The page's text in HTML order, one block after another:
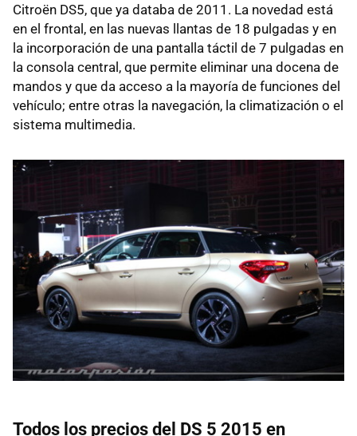
Citroën DS5, que ya databa de 2011. La novedad está
en el frontal, en las nuevas llantas de 18 pulgadas y en
la incorporación de una pantalla táctil de 7 pulgadas en
la consola central, que permite eliminar una docena de
mandos y que da acceso a la mayoría de funciones del
vehículo; entre otras la navegación, la climatización o el
sistema multimedia.
Todos los precios del DS 5 2015 en